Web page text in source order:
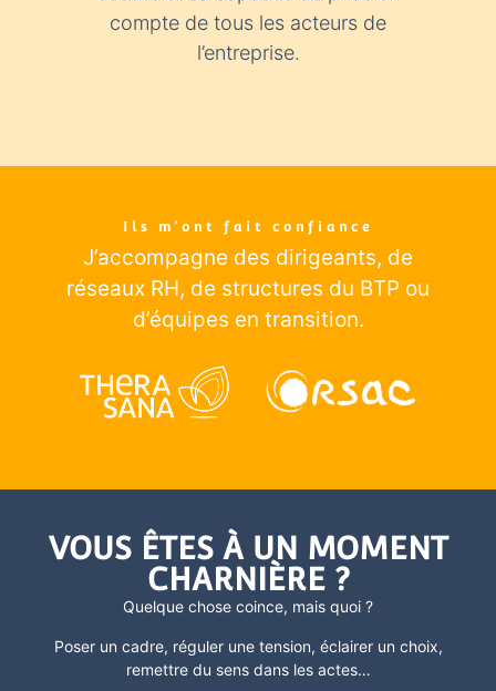
compte de tous les acteurs de
l’entreprise.
Ils m’ont fait confiance
J’accompagne des dirigeants, de
réseaux RH, de structures du BTP ou
d’équipes en transition.
VOUS ÊTES À UN MOMENT
CHARNIÈRE ?
Quelque chose coince, mais quoi ?
Poser un cadre, réguler une tension, éclairer un choix,
remettre du sens dans les actes…